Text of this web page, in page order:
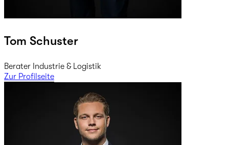
Tom Schuster
Berater Industrie & Logistik
Zur Profilseite